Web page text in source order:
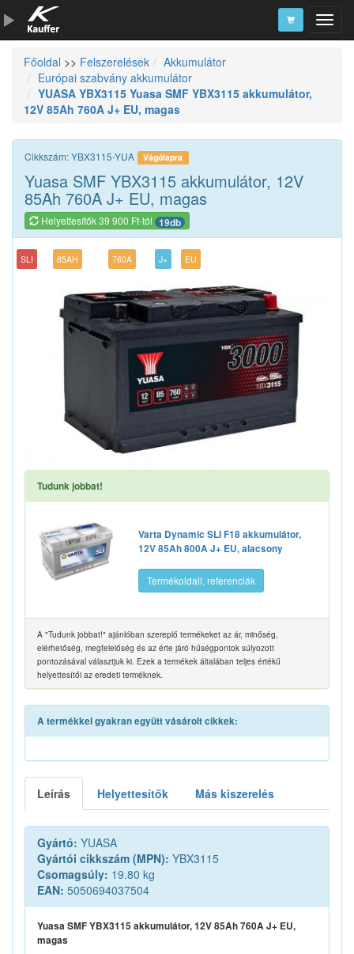
Szerszámkatalógus
Kosár
Főoldal >> Felszerelések
Akkumulátor
Európai szabvány akkumulátor
YUASA YBX3115 Yuasa SMF YBX3115 akkumulátor,
12V 85Ah 760A J+ EU, magas
Cikkszám: YBX3115-YUA Vágólapra
Yuasa SMF YBX3115 akkumulátor, 12V
85Ah 760A J+ EU, magas
Helyettesítők 39 900 Ft-tól 19db
SLI 85AH 760A J+ EU
Tudunk jobbat!
Varta Dynamic SLI F18 akkumulátor,
12V 85Ah 800A J+ EU, alacsony
Termékoldall, referenciák
A "Tudunk jobbat!" ajánlóban szereplő termékeket az ár, minőség,
elérhetőség, megfelelőség és az érte járó hűségpontok súlyozott
pontozásával választjuk ki. Ezek a termékek általában teljes értékű
helyettesítői az eredeti terméknek.
A termékkel gyakran együtt vásárolt cikkek:
Leírás Helyettesítők Más kiszerelés
Gyártó: YUASA
Gyártói cikkszám (MPN): YBX3115
Csomagsúly: 19.80 kg
EAN: 5050694037504
Yuasa SMF YBX3115 akkumulátor, 12V 85Ah 760A J+ EU,
magas